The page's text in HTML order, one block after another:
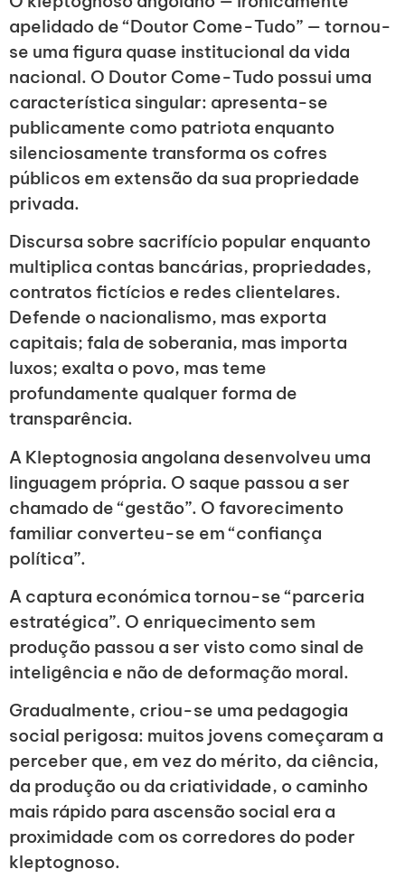
apelidado de “Doutor Come-Tudo” — tornou-
se uma figura quase institucional da vida
nacional. O Doutor Come-Tudo possui uma
característica singular: apresenta-se
publicamente como patriota enquanto
silenciosamente transforma os cofres
públicos em extensão da sua propriedade
privada.
Discursa sobre sacrifício popular enquanto
multiplica contas bancárias, propriedades,
contratos fictícios e redes clientelares.
Defende o nacionalismo, mas exporta
capitais; fala de soberania, mas importa
luxos; exalta o povo, mas teme
profundamente qualquer forma de
transparência.
A Kleptognosia angolana desenvolveu uma
linguagem própria. O saque passou a ser
chamado de “gestão”. O favorecimento
familiar converteu-se em “confiança
política”.
A captura económica tornou-se “parceria
estratégica”. O enriquecimento sem
produção passou a ser visto como sinal de
inteligência e não de deformação moral.
Gradualmente, criou-se uma pedagogia
social perigosa: muitos jovens começaram a
perceber que, em vez do mérito, da ciência,
da produção ou da criatividade, o caminho
mais rápido para ascensão social era a
proximidade com os corredores do poder
kleptognoso.